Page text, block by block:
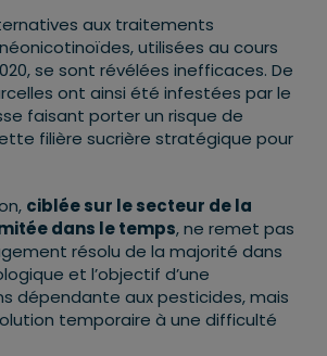
aux traitements
utilisées au cours
se sont révélées inefficaces. De
ont ainsi été infestées par le
faisant porter un risque de
filière sucrière stratégique pour
ciblée sur le secteur de la
dans le temps, ne remet pas
résolu de la majorité dans
et l’objectif d’une
dépendante aux pesticides, mais
temporaire à une difficulté